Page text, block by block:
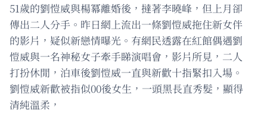
51歲的劉愷威與楊冪離婚後，撻著李曉峰，但上月卻
傳出二人分手。昨日網上流出一條劉愷威拖住新女伴
的影片，疑似新戀情曝光。有網民透露在紅館偶遇劉
愷威與一名神秘女子牽手睇演唱會，影片所見，二人
打扮休閒，泊車後劉愷威一直與新歡十指緊扣入場。
劉愷威新歡被指似00後女生，一頭黑長直秀髮，顯得
清純溫柔，